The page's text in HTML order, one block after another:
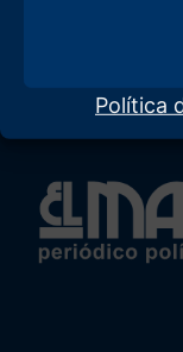
Política